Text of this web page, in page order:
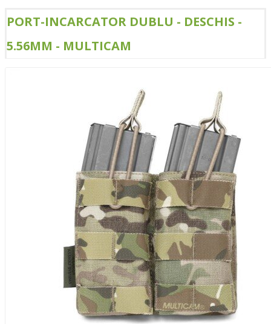
PORT-INCARCATOR DUBLU - DESCHIS -
5.56MM - MULTICAM